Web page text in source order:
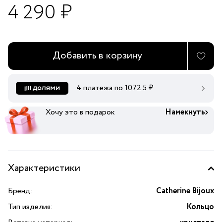
4 290 ₽
Добавить в корзину
4 платежа по 1072.5 ₽
Хочу это в подарок Намекнуть
Характеристики
Бренд:
Catherine Bijoux
Тип изделия:
Кольцо